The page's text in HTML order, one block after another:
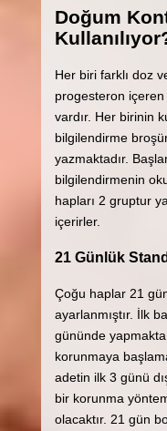
Doğum
Her biri farklı doz
progesteron
vardır. Her birinin
bilgilendirme
yazmaktadır.
bilgilendirmenin
hapları 2 gruptur
içerirler.
21 Günlük
Çoğu haplar 21
ayarlanmıştır. İlk
gününde
korunmaya
adetin ilk 3 günü
bir korunma
olacaktır. 21 gün